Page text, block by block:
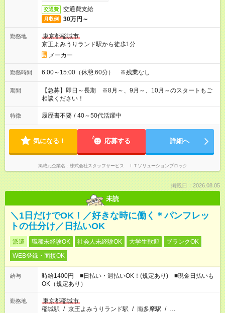
交通費 交通費支給
月収例 30万円～
勤務地
東京都稲城市
京王よみうりランド駅から徒歩1分
メーカー
勤務時間 6:00～15:00（休憩:60分） ※残業なし
期間
【急募】即日～長期 ※8月～、9月～、10月～のスタートもご
相談ください！
特徴 履歴書不要 / 40～50代活躍中
気になる！ 応募する 詳細へ
掲載元企業名 株式会社スタッフサービス ＩＴソリューションブロック
掲載日：2026.08.05
未読
＼1日だけでOK！／好きな時に働く＊パンフレッ
トの仕分け／日払いOK
派遣 職種未経験OK 社会人未経験OK 大学生歓迎
ブランクOK
WEB登録・面接OK
給与
時給1400円 ■日払い・週払いOK！(規定あり) ■現金日払いも
OK（規定あり）
勤務地
東京都稲城市
稲城駅 / 京王よみうりランド駅 / 南多摩駅 / …